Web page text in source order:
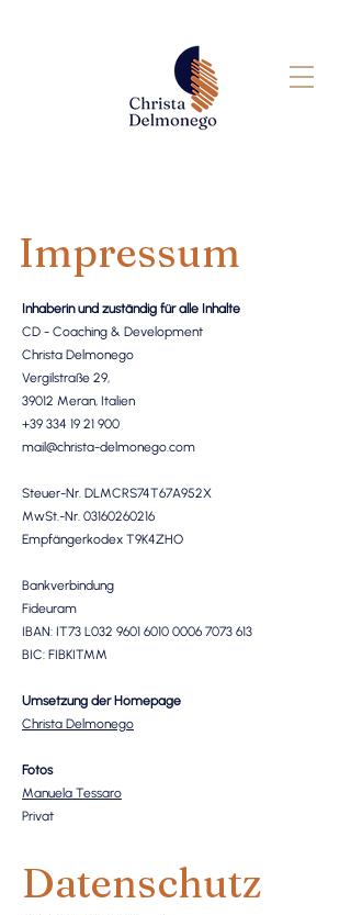
Impressum
Inhaberin und zuständig für alle Inhalte
CD - Coaching & Development
Christa Delmonego
Vergilstraße 29,
39012 Meran, Italien
+39 334 19 21 900
mail@christa-delmonego.com
Steuer-Nr. DLMCRS74T67A952X
MwSt.-Nr. 03160260216
Empfängerkodex T9K4ZHO​
Bankverbindung
Fideuram
IBAN: IT73 L032 9601 6010 0006 7073 613
BIC: FIBKITMM
Umsetzung der Homepage
Christa Delmonego
Fotos
Manuela Tessaro
Privat
Datenschutz